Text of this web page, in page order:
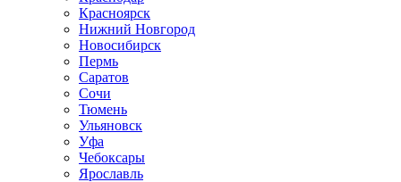
Красноярск
Нижний Новгород
Новосибирск
Пермь
Саратов
Сочи
Тюмень
Ульяновск
Уфа
Чебоксары
Ярославль